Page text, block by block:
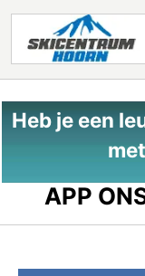
Heb je een
APP